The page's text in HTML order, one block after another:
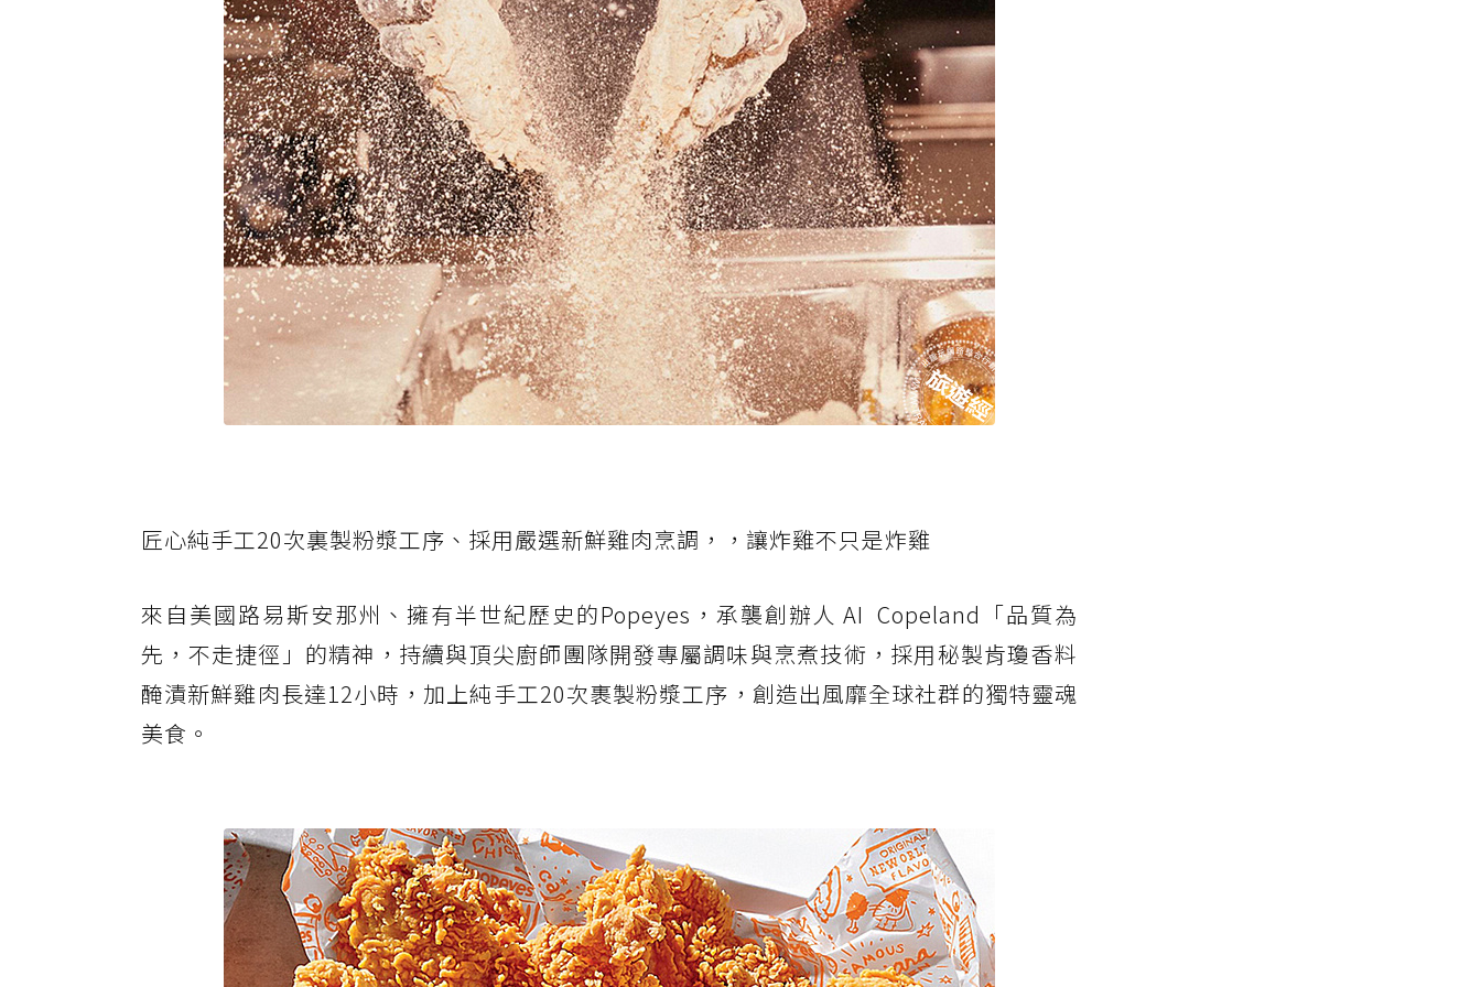
匠心純手工20次裏製粉漿工序、採用嚴選新鮮雞肉烹調，，讓炸雞不只是炸雞
來自美國路易斯安那州、擁有半世紀歷史的Popeyes，承襲創辦人 AI Copeland「品質為
先，不走捷徑」的精神，持續與頂尖廚師團隊開發專屬調味與烹煮技術，採用秘製肯瓊香料
醃漬新鮮雞肉長達12小時，加上純手工20次裹製粉漿工序，創造出風靡全球社群的獨特靈魂
美食。